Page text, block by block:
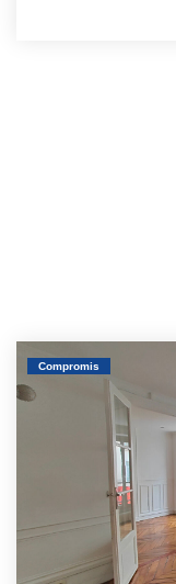
Compromis